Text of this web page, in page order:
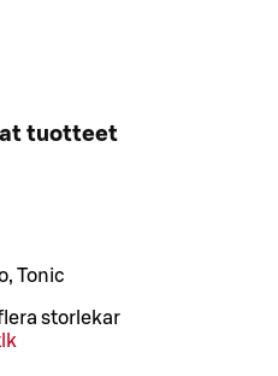
tuotteet
Tonic
storlekar